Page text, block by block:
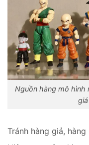
Nguồn hàng mô hình
Tránh hàng giả, hàng